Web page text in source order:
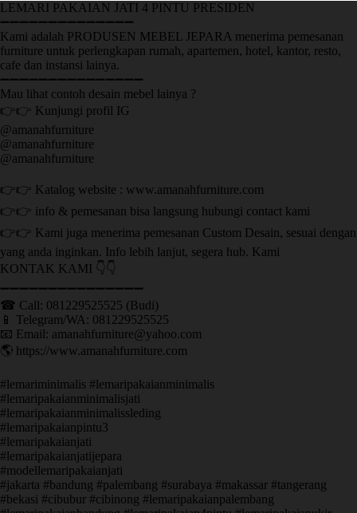
LEMARI PAKAIAN JATI 4 PINTU PRESIDEN
➖➖➖➖➖➖➖➖➖➖➖➖➖➖
Kami adalah PRODUSEN MEBEL JEPARA menerima pemesanan
furniture untuk perlengkapan rumah, apartemen, hotel, kantor, resto,
cafe dan instansi lainya.
➖➖➖➖➖➖➖➖➖➖➖➖➖➖➖
Mau lihat contoh desain mebel lainya ?
👉👉 Kunjungi profil IG
@amanahfurniture
@amanahfurniture
@amanahfurniture
👉👉 Katalog website : www.amanahfurniture.com
👉👉 info & pemesanan bisa langsung hubungi contact kami
👉👉 Kami juga menerima pemesanan Custom Desain, sesuai dengan
yang anda inginkan. Info lebih lanjut, segera hub. Kami
KONTAK KAMI 👇👇
➖➖➖➖➖➖➖➖➖➖➖➖➖➖➖ ㅤ
☎ Call: 081229525525 (Budi)
📱 Telegram/WA: 081229525525
📧 Email: amanahfurniture@yahoo.com
🌎 https://www.amanahfurniture.com
#lemariminimalis #lemaripakaianminimalis
#lemaripakaianminimalisjati
#lemaripakaianminimalissleding
#lemaripakaianpintu3
#lemaripakaianjati
#lemaripakaianjatijepara
#modellemaripakaianjati
#jakarta #bandung #palembang #surabaya #makassar #tangerang
#bekasi #cibubur #cibinong #lemaripakaianpalembang